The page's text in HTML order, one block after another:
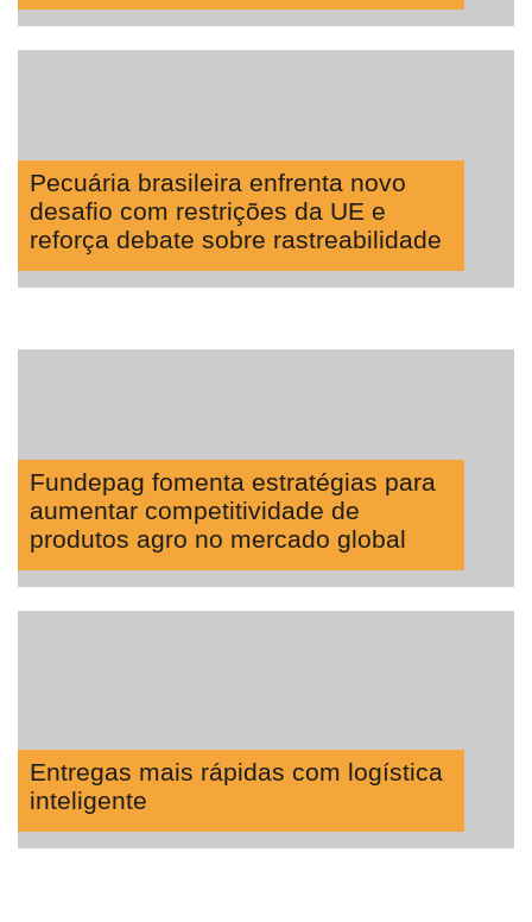
Pecuária brasileira enfrenta novo
desafio com restrições da UE e
reforça debate sobre rastreabilidade
Fundepag fomenta estratégias para
aumentar competitividade de
produtos agro no mercado global
Entregas mais rápidas com logística
inteligente